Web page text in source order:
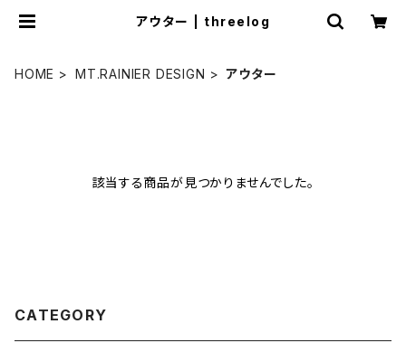
アウター | threelog
HOME MT.RAINIER DESIGN アウター
該当する商品が見つかりませんでした。
CATEGORY